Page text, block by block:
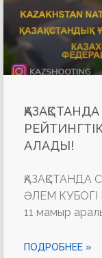
АЛАДЫ!
ӘЛЕМ КУБОГІ
11 мамыр
ПОДРОБНЕЕ »